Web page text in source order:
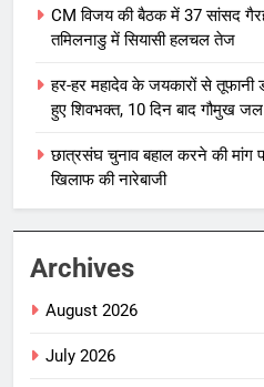
CM विजय की बैठक में 37 सांसद
तमिलनाडु में सियासी हलचल तेज
हर-हर महादेव के जयकारों से तूफानी
हुए शिवभक्त, 10 दिन बाद गौमुख
छात्रसंघ चुनाव बहाल करने की मांग
खिलाफ की नारेबाजी
Archives
August 2026
July 2026